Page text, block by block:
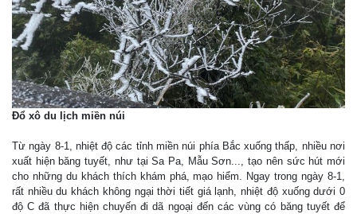
Đổ xô du lịch miền núi
Từ ngày 8-1, nhiệt độ các tỉnh miền núi phía Bắc xuống thấp, nhiều nơi
xuất hiện băng tuyết, như tại Sa Pa, Mẫu Sơn..., tạo nên sức hút mới
cho những du khách thích khám phá, mạo hiểm. Ngay trong ngày 8-1,
rất nhiều du khách không ngại thời tiết giá lạnh, nhiệt độ xuống dưới 0
độ C đã thực hiện chuyến đi dã ngoại đến các vùng có băng tuyết để